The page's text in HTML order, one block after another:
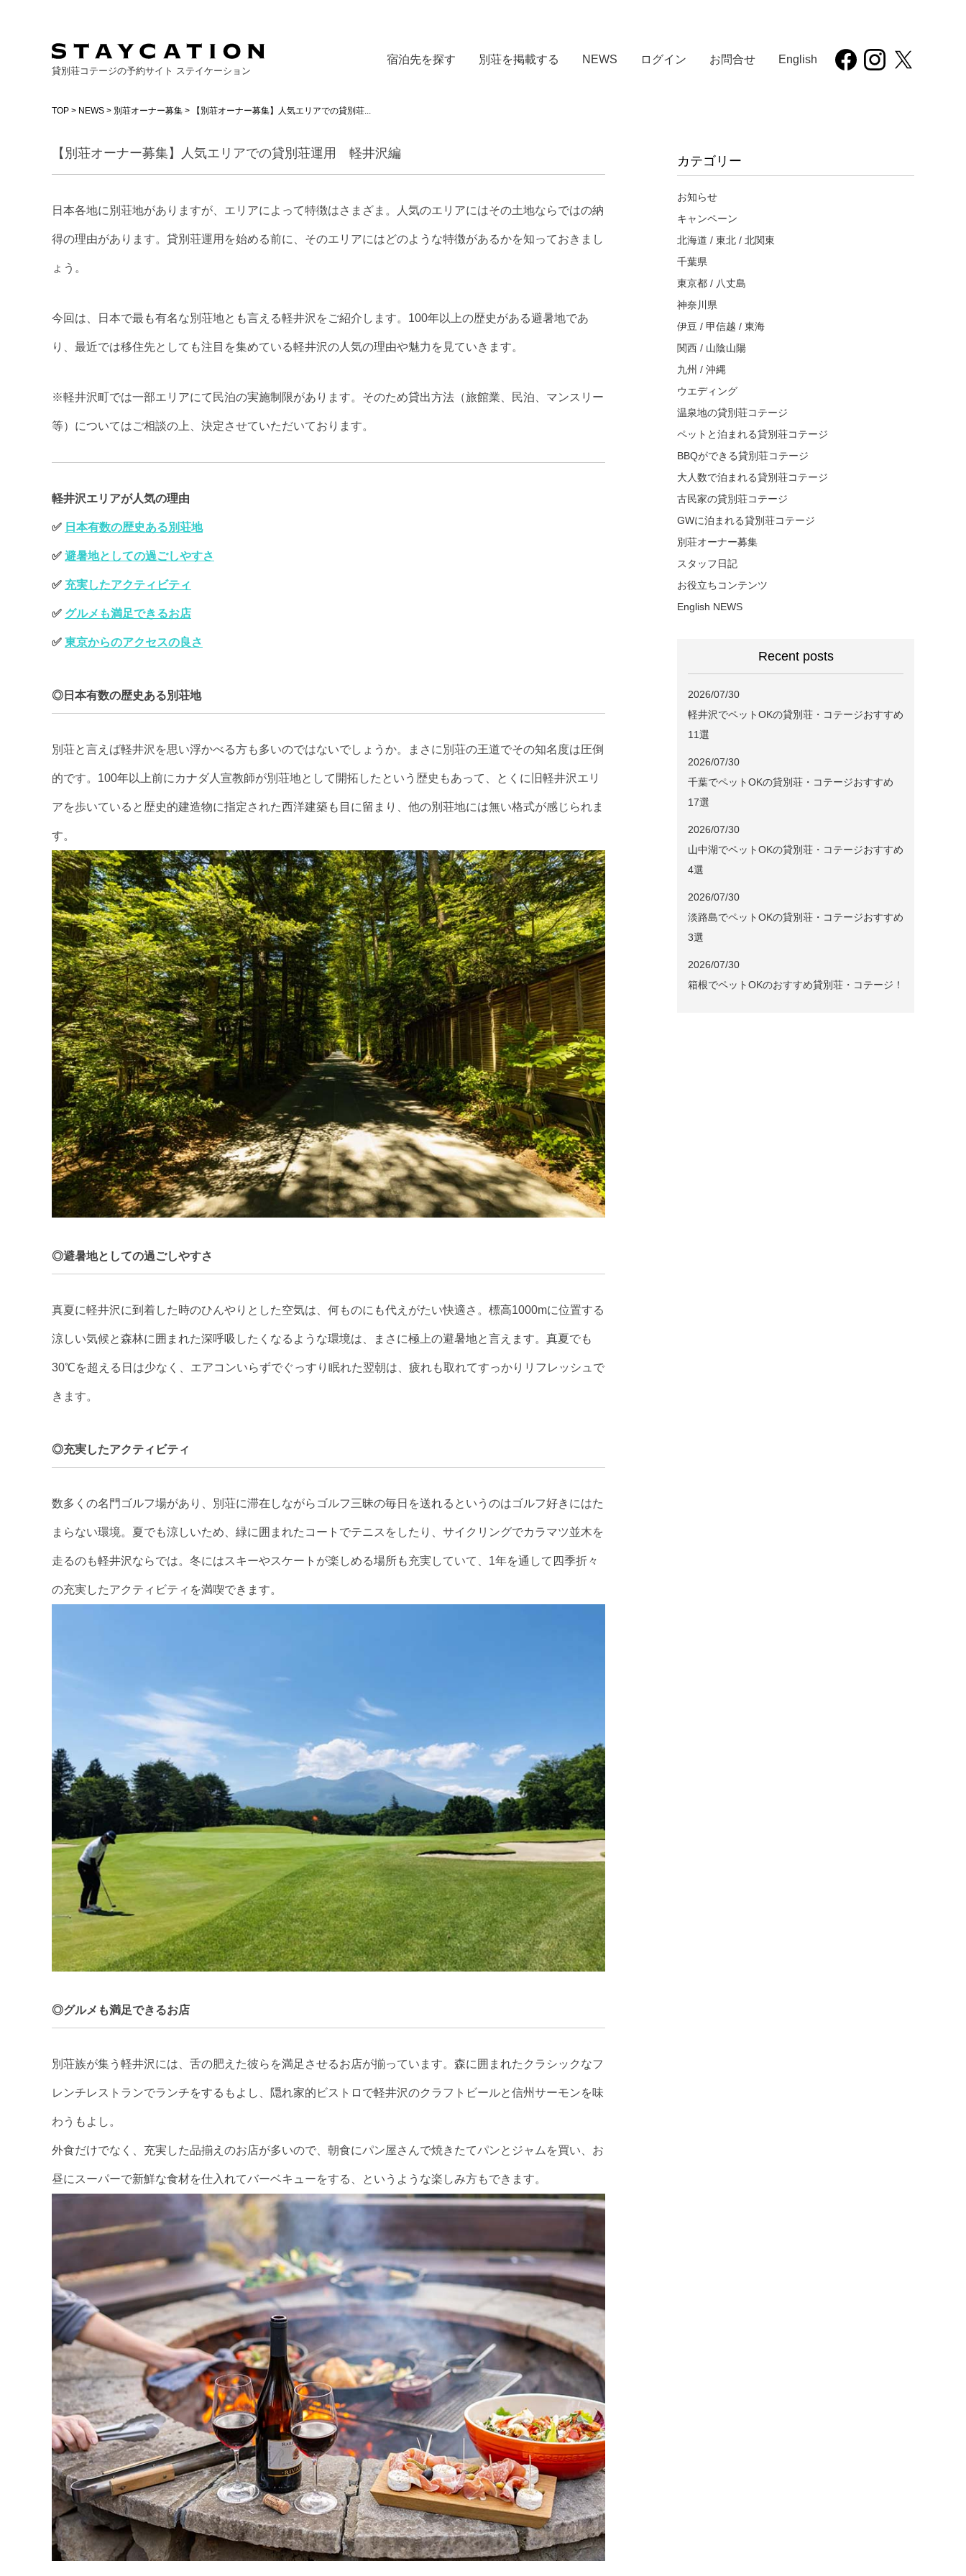
貸別荘コテージの予約サイト ステイケーション
宿泊先を探す 別荘を掲載する NEWS ログイン お問合せ English
TOP > NEWS > 別荘オーナー募集 > 【別荘オーナー募集】人気エリアでの貸別荘...
【別荘オーナー募集】人気エリアでの貸別荘運用 軽井沢編
日本各地に別荘地がありますが、エリアによって特徴はさまざま。人気のエリアにはその土地ならではの納
得の理由があります。貸別荘運用を始める前に、そのエリアにはどのような特徴があるかを知っておきまし
ょう。
今回は、日本で最も有名な別荘地とも言える軽井沢をご紹介します。100年以上の歴史がある避暑地であ
り、最近では移住先としても注目を集めている軽井沢の人気の理由や魅力を見ていきます。
※軽井沢町では一部エリアにて民泊の実施制限があります。そのため貸出方法（旅館業、民泊、マンスリー
等）についてはご相談の上、決定させていただいております。
軽井沢エリアが人気の理由
✅ 日本有数の歴史ある別荘地
✅ 避暑地としての過ごしやすさ
✅ 充実したアクティビティ
✅ グルメも満足できるお店
✅ 東京からのアクセスの良さ
◎日本有数の歴史ある別荘地
別荘と言えば軽井沢を思い浮かべる方も多いのではないでしょうか。まさに別荘の王道でその知名度は圧倒
的です。100年以上前にカナダ人宣教師が別荘地として開拓したという歴史もあって、とくに旧軽井沢エリ
アを歩いていると歴史的建造物に指定された西洋建築も目に留まり、他の別荘地には無い格式が感じられま
す。
◎避暑地としての過ごしやすさ
真夏に軽井沢に到着した時のひんやりとした空気は、何ものにも代えがたい快適さ。標高1000mに位置する
涼しい気候と森林に囲まれた深呼吸したくなるような環境は、まさに極上の避暑地と言えます。真夏でも
30℃を超える日は少なく、エアコンいらずでぐっすり眠れた翌朝は、疲れも取れてすっかりリフレッシュで
きます。
◎充実したアクティビティ
数多くの名門ゴルフ場があり、別荘に滞在しながらゴルフ三昧の毎日を送れるというのはゴルフ好きにはた
まらない環境。夏でも涼しいため、緑に囲まれたコートでテニスをしたり、サイクリングでカラマツ並木を
走るのも軽井沢ならでは。冬にはスキーやスケートが楽しめる場所も充実していて、1年を通して四季折々
の充実したアクティビティを満喫できます。
◎グルメも満足できるお店
別荘族が集う軽井沢には、舌の肥えた彼らを満足させるお店が揃っています。森に囲まれたクラシックなフ
レンチレストランでランチをするもよし、隠れ家的ビストロで軽井沢のクラフトビールと信州サーモンを味
わうもよし。
外食だけでなく、充実した品揃えのお店が多いので、朝食にパン屋さんで焼きたてパンとジャムを買い、お
昼にスーパーで新鮮な食材を仕入れてバーベキューをする、というような楽しみ方もできます。
カテゴリー
お知らせ
キャンペーン
北海道 / 東北 / 北関東
千葉県
東京都 / 八丈島
神奈川県
伊豆 / 甲信越 / 東海
関西 / 山陰山陽
九州 / 沖縄
ウエディング
温泉地の貸別荘コテージ
ペットと泊まれる貸別荘コテージ
BBQができる貸別荘コテージ
大人数で泊まれる貸別荘コテージ
古民家の貸別荘コテージ
GWに泊まれる貸別荘コテージ
別荘オーナー募集
スタッフ日記
お役立ちコンテンツ
English NEWS
Recent posts
2026/07/30
軽井沢でペットOKの貸別荘・コテージおすすめ
11選
2026/07/30
千葉でペットOKの貸別荘・コテージおすすめ
17選
2026/07/30
山中湖でペットOKの貸別荘・コテージおすすめ
4選
2026/07/30
淡路島でペットOKの貸別荘・コテージおすすめ
3選
2026/07/30
箱根でペットOKのおすすめ貸別荘・コテージ！